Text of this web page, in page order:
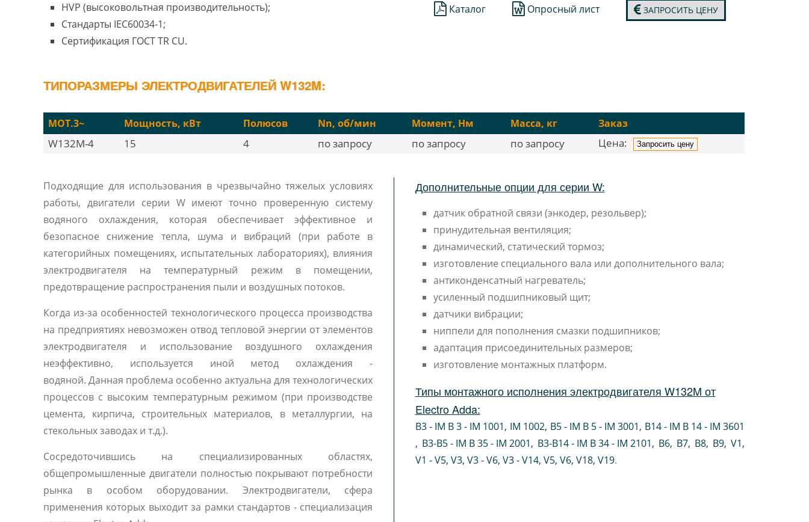
HVP (высоковольтная производительность);
Стандарты IEC60034-1;
Сертификация ГОСТ TR CU.
Каталог Опросный лист ЗАПРОСИТЬ ЦЕНУ
ТИПОРАЗМЕРЫ ЭЛЕКТРОДВИГАТЕЛЕЙ W132M:
MOT.3~ Мощность, кВт Полюсов Nn, об/мин Момент, Нм Масса, кг Заказ
W132M-4 15 4 по запросу по запросу по запросу Цена: Запросить цену
Подходящие для использования в чрезвычайно тяжелых условиях
работы, двигатели серии W имеют точно проверенную систему
водяного охлаждения, которая обеспечивает эффективное и
безопасное снижение тепла, шума и вибраций (при работе в
категорийных помещениях, испытательных лабораториях), влияния
электродвигателя на температурный режим в помещении,
предотвращение распространения пыли и воздушных потоков.
Когда из-за особенностей технологического процесса производства
на предприятиях невозможен отвод тепловой энергии от элементов
электродвигателя и использование воздушного охлаждения
неэффективно, используется иной метод охлаждения -
водяной. Данная проблема особенно актуальна для технологических
процессов с высоким температурным режимом (при производстве
цемента, кирпича, строительных материалов, в металлургии, на
стекольных заводах и т.д.).
Сосредоточившись на специализированных областях,
общепромышленные двигатели полностью покрывают потребности
рынка в особом оборудовании. Электродвигатели, сфера
применения которых выходит за рамки стандартов - специализация
Дополнительные опции для серии W:
датчик обратной связи (энкодер, резольвер);
принудительная вентиляция;
динамический, статический тормоз;
изготовление специального вала или дополнительного вала;
антиконденсатный нагреватель;
усиленный подшипниковый щит;
датчики вибрации;
ниппели для пополнения смазки подшипников;
адаптация присоединительных размеров;
изготовление монтажных платформ.
Типы монтажного исполнения электродвигателя W132M от
Electro Adda:
B3 - IM B 3 - IM 1001, IM 1002, B5 - IM B 5 - IM 3001, B14 - IM B 14 - IM 3601
, B3-B5 - IM B 35 - IM 2001, B3-B14 - IM B 34 - IM 2101, B6, B7, B8, B9, V1
V1 - V5, V3, V3 - V6, V3 - V14, V5, V6, V18, V19.